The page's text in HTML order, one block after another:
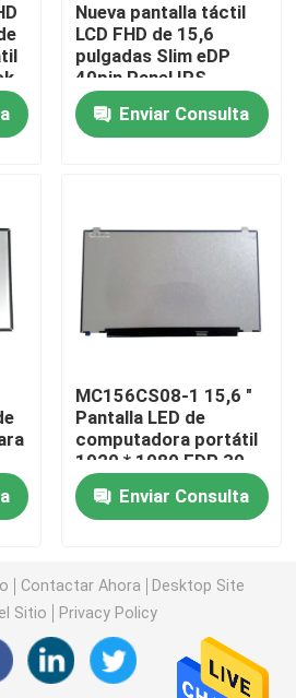
LCD de Lenovo
LCD de HP
LCD de Acer
LCD de Macbook
del Microsoft Surface
LCD del ordenador portátil
portátil LED
Nueva pantalla táctil
LCD FHD de 15,6
pulgadas Slim eDP
40pin Panel IPS
estrecho sin soportes
Enviar Consulta
MC156CS08-1 15,6 "
Pantalla LED de
computadora portátil
1920 * 1080 EDP 30
pines Para el HP
ProBook 450 G5
Enviar Consulta
Contactar Ahora
Desktop Site
Sitio
Privacy Policy